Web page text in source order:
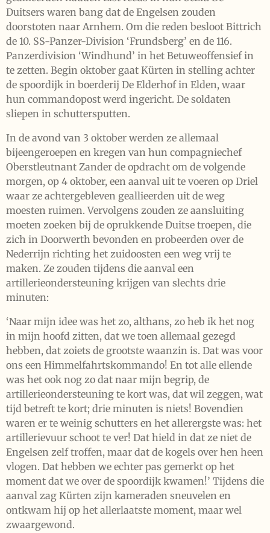
Duitsers waren bang dat de Engelsen zouden
doorstoten naar Arnhem. Om die reden besloot Bittrich
de 10. SS-Panzer-Division ‘Frundsberg’ en de 116.
Panzerdivision ‘Windhund’ in het Betuweoffensief in
te zetten. Begin oktober gaat Kürten in stelling achter
de spoordijk in boerderij De Elderhof in Elden, waar
hun commandopost werd ingericht. De soldaten
sliepen in schuttersputten.
In de avond van 3 oktober werden ze allemaal
bijeengeroepen en kregen van hun compagniechef
Oberstleutnant Zander de opdracht om de volgende
morgen, op 4 oktober, een aanval uit te voeren op Driel
waar ze achtergebleven geallieerden uit de weg
moesten ruimen. Vervolgens zouden ze aansluiting
moeten zoeken bij de oprukkende Duitse troepen, die
zich in Doorwerth bevonden en probeerden over de
Nederrijn richting het zuidoosten een weg vrij te
maken. Ze zouden tijdens die aanval een
artillerieondersteuning krijgen van slechts drie
minuten:
‘Naar mijn idee was het zo, althans, zo heb ik het nog
in mijn hoofd zitten, dat we toen allemaal gezegd
hebben, dat zoiets de grootste waanzin is. Dat was voor
ons een Himmelfahrtskommando! En tot alle ellende
was het ook nog zo dat naar mijn begrip, de
artillerieondersteuning te kort was, dat wil zeggen, wat
tijd betreft te kort; drie minuten is niets! Bovendien
waren er te weinig schutters en het allerergste was: het
artillerievuur schoot te ver! Dat hield in dat ze niet de
Engelsen zelf troffen, maar dat de kogels over hen heen
vlogen. Dat hebben we echter pas gemerkt op het
moment dat we over de spoordijk kwamen!’ Tijdens die
aanval zag Kürten zijn kameraden sneuvelen en
ontkwam hij op het allerlaatste moment, maar wel
zwaargewond.